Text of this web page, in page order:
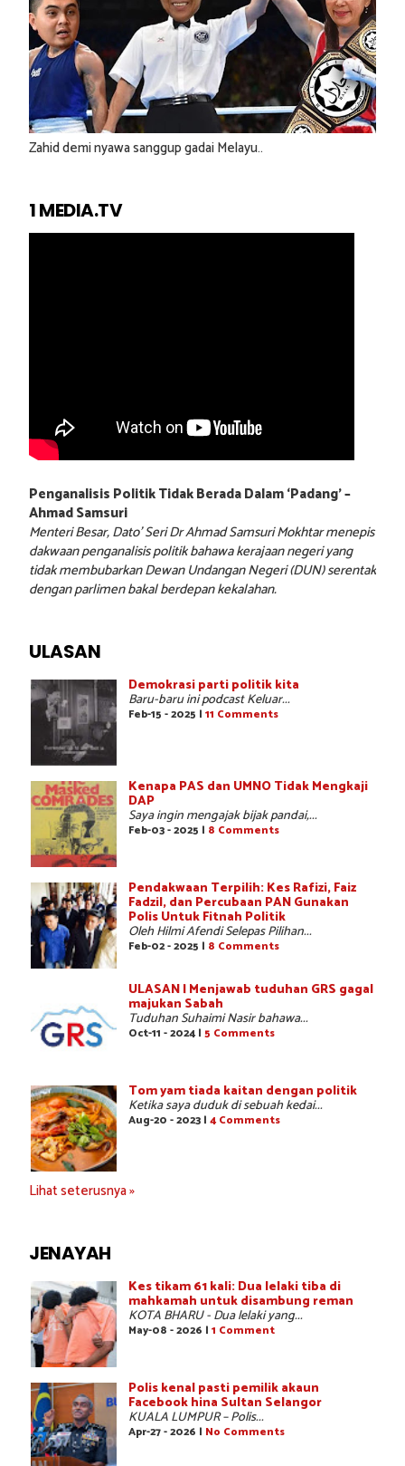
Zahid demi nyawa sanggup gadai Melayu..
1 MEDIA.TV
Penganalisis Politik Tidak Berada Dalam ‘Padang’ –
Ahmad Samsuri
Menteri Besar, Dato’ Seri Dr Ahmad Samsuri Mokhtar menepis
dakwaan penganalisis politik bahawa kerajaan negeri yang
tidak membubarkan Dewan Undangan Negeri (DUN) serentak
dengan parlimen bakal berdepan kekalahan.
ULASAN
Demokrasi parti politik kita
Baru-baru ini podcast Keluar...
Feb-15 - 2025 | 11 Comments
Kenapa PAS dan UMNO Tidak Mengkaji
DAP
Saya ingin mengajak bijak pandai,...
Feb-03 - 2025 | 8 Comments
Pendakwaan Terpilih: Kes Rafizi, Faiz
Fadzil, dan Percubaan PAN Gunakan
Polis Untuk Fitnah Politik
Oleh Hilmi Afendi Selepas Pilihan...
Feb-02 - 2025 | 8 Comments
ULASAN | Menjawab tuduhan GRS gagal
majukan Sabah
Tuduhan Suhaimi Nasir bahawa...
Oct-11 - 2024 | 5 Comments
Tom yam tiada kaitan dengan politik
Ketika saya duduk di sebuah kedai...
Aug-20 - 2023 | 4 Comments
Lihat seterusnya »
JENAYAH
Kes tikam 61 kali: Dua lelaki tiba di
mahkamah untuk disambung reman
KOTA BHARU - Dua lelaki yang...
May-08 - 2026 | 1 Comment
Polis kenal pasti pemilik akaun
Facebook hina Sultan Selangor
KUALA LUMPUR – Polis...
Apr-27 - 2026 | No Comments